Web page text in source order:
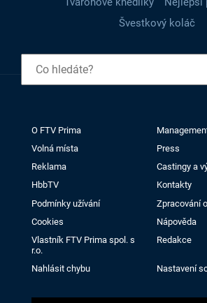
Švestkový koláč
O FTV Prima
Volná místa
Press
Reklama
Castingy a
HbbTV
Kontakty
Podmínky užívání
Zpracování
Cookies
Nápověda
Vlastník FTV Prima spol. s
r.o.
Redakce
Nahlásit chybu Nastavení